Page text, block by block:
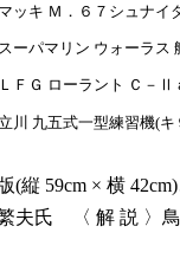
マッキ Ｍ．６７シュナイ
スーパマリン ウォーラス
ＬＦＧ ローラント Ｃ－Ⅱ
立川 九五式一型練習機(キ
42cm)、オフ
説 〉鳥養